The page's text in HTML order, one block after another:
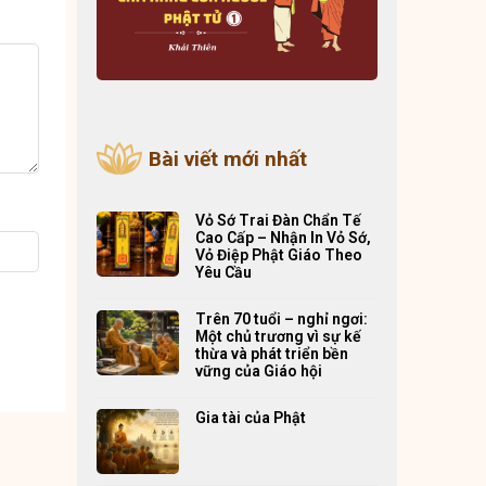
Bài viết mới nhất
Vỏ Sớ Trai Đàn Chẩn Tế
Cao Cấp – Nhận In Vỏ Sớ,
Vỏ Điệp Phật Giáo Theo
Yêu Cầu
Trên 70 tuổi – nghỉ ngơi:
Một chủ trương vì sự kế
thừa và phát triển bền
vững của Giáo hội
Gia tài của Phật